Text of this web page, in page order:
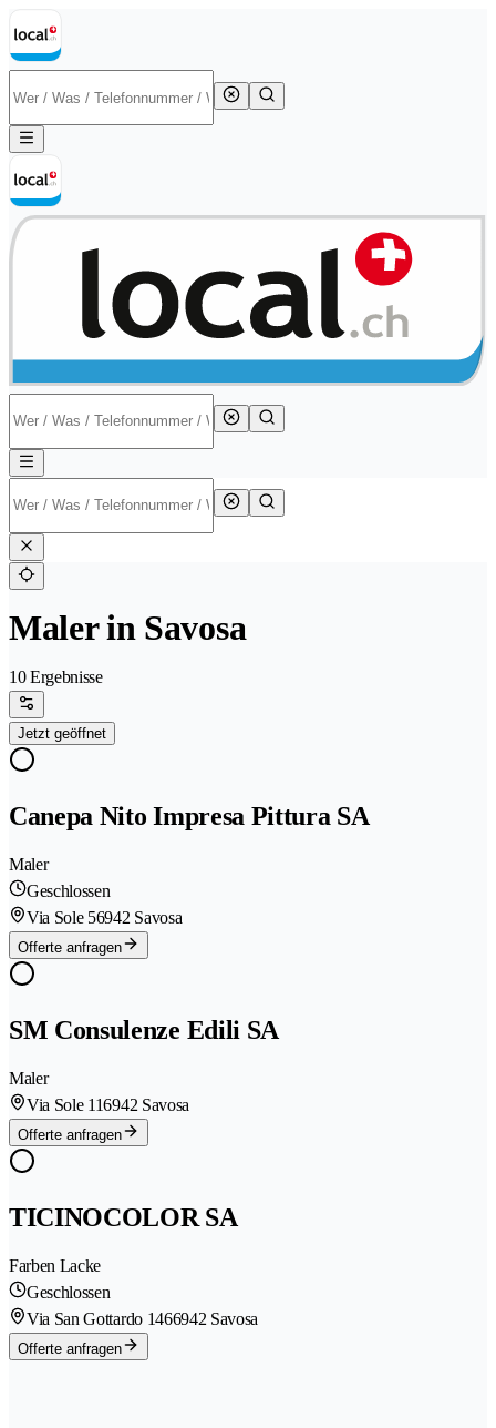
Maler in Savosa
10 Ergebnisse
Jetzt geöffnet
Canepa Nito Impresa Pittura SA
Maler
Geschlossen
Via Sole 56942 Savosa
Offerte anfragen
SM Consulenze Edili SA
Maler
Via Sole 116942 Savosa
Offerte anfragen
TICINOCOLOR SA
Farben Lacke
Geschlossen
Via San Gottardo 1466942 Savosa
Offerte anfragen